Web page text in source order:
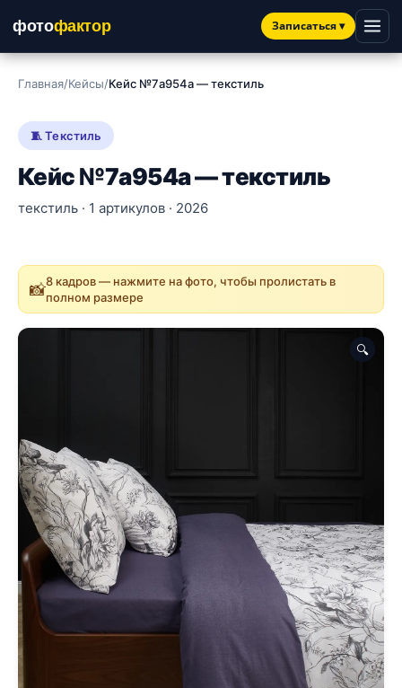
фотофактор Записаться▾
Главная/Кейсы/Кейс №7a954a — текстиль
🧵 Текстиль
Кейс №7a954a — текстиль
текстиль · 1 артикулов · 2026
📸8 кадров — нажмите на фото, чтобы пролистать в
полном размере
🔍